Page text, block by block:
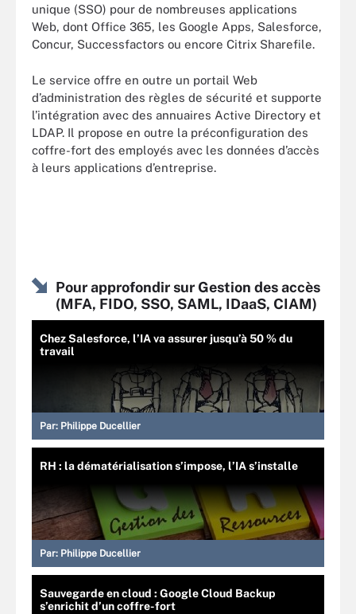
unique (SSO) pour de nombreuses applications
Web, dont Office 365, les Google Apps, Salesforce,
Concur, Successfactors ou encore Citrix Sharefile.
Le service offre en outre un portail Web
d’administration des règles de sécurité et supporte
l’intégration avec des annuaires Active Directory et
LDAP. Il propose en outre la préconfiguration des
coffre-fort des employés avec les données d’accès
à leurs applications d’entreprise.
Pour approfondir sur Gestion des accès
(MFA, FIDO, SSO, SAML, IDaaS, CIAM)
Chez Salesforce, l’IA va assurer jusqu’à 50 % du
travail
Par: Philippe Ducellier
RH : la dématérialisation s’impose, l’IA s’installe
Par: Philippe Ducellier
Sauvegarde en cloud : Google Cloud Backup
s’enrichit d’un coffre-fort